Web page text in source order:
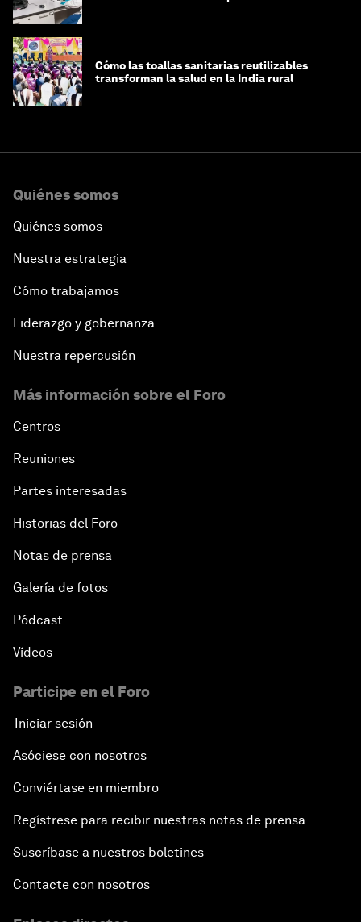
Cómo las toallas sanitarias reutilizables
transforman la salud en la India rural
Quiénes somos
Quiénes somos
Nuestra estrategia
Cómo trabajamos
Liderazgo y gobernanza
Nuestra repercusión
Más información sobre el Foro
Centros
Reuniones
Partes interesadas
Historias del Foro
Notas de prensa
Galería de fotos
Pódcast
Vídeos
Participe en el Foro
Iniciar sesión
Asóciese con nosotros
Conviértase en miembro
Regístrese para recibir nuestras notas de prensa
Suscríbase a nuestros boletines
Contacte con nosotros